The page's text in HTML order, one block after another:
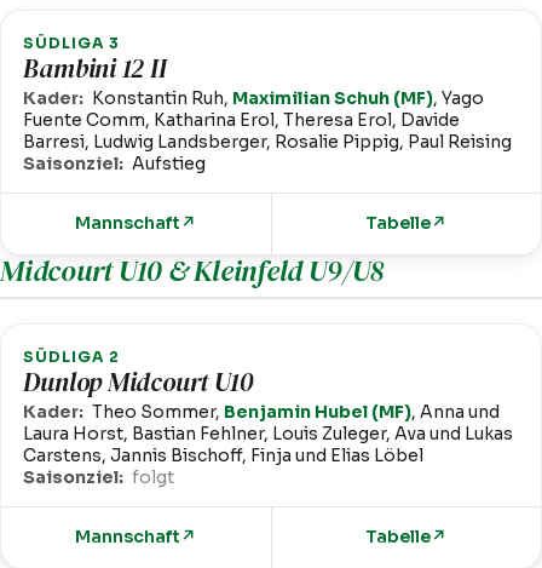
SÜDLIGA 3
Bambini 12 II
Kader: Konstantin Ruh, Maximilian Schuh (MF), Yago
Fuente Comm, Katharina Erol, Theresa Erol, Davide
Barresi, Ludwig Landsberger, Rosalie Pippig, Paul Reising
Saisonziel: Aufstieg
Mannschaft ↗ Tabelle↗
Midcourt U10 & Kleinfeld U9/U8
SÜDLIGA 2
Dunlop Midcourt U10
Kader: Theo Sommer, Benjamin Hubel (MF), Anna und
Laura Horst, Bastian Fehlner, Louis Zuleger, Ava und Lukas
Carstens, Jannis Bischoff, Finja und Elias Löbel
Saisonziel: folgt
Mannschaft ↗ Tabelle↗